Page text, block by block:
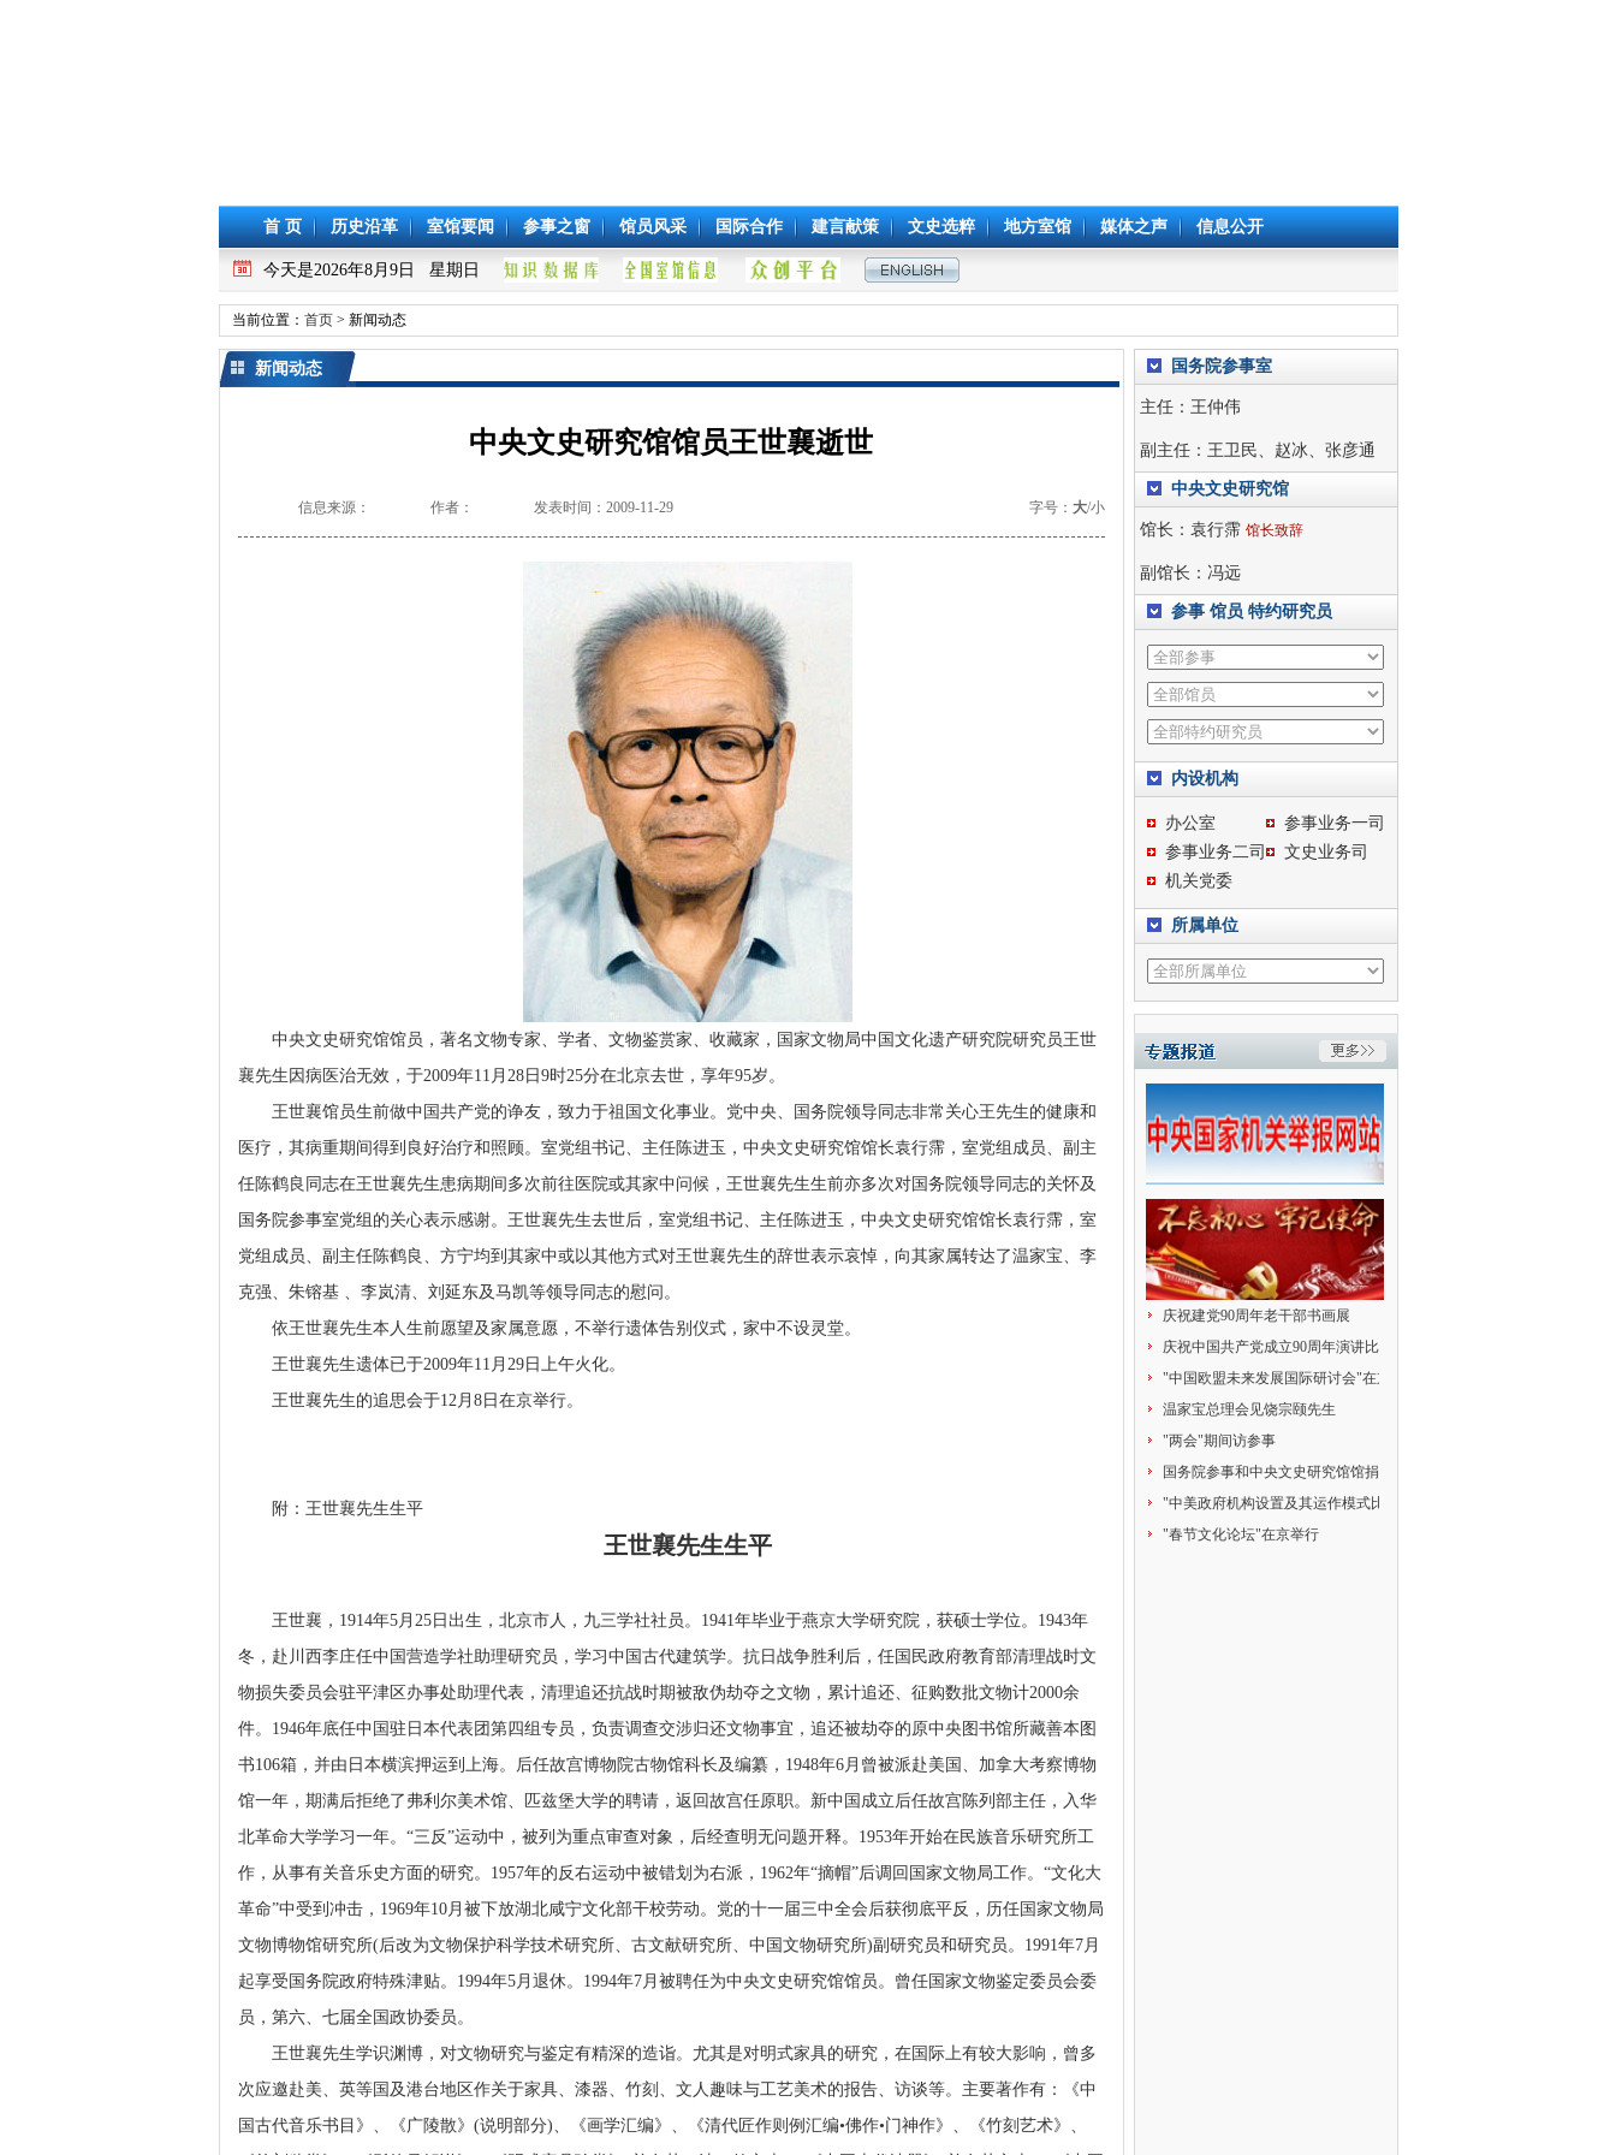
首 页 历史沿革 室馆要闻 参事之窗 馆员风采 国际合作 建言献策 文史选粹 地方室馆 媒体之声 信息公开
今天是2026年8月9日 星期日
当前位置： 首页> 新闻动态
新闻动态
中央文史研究馆馆员王世襄逝世
信息来源： 作者： 发表时间：2009-11-29 字号： 大/小
中央文史研究馆馆员，著名文物专家、学者、文物鉴赏家、收藏家，国家文物局中国文化遗产研究院研究员王世
襄先生因病医治无效，于2009年11月28日9时25分在北京去世，享年95岁。
王世襄馆员生前做中国共产党的诤友，致力于祖国文化事业。党中央、国务院领导同志非常关心王先生的健康和
医疗，其病重期间得到良好治疗和照顾。室党组书记、主任陈进玉，中央文史研究馆馆长袁行霈，室党组成员、副主
任陈鹤良同志在王世襄先生患病期间多次前往医院或其家中问候，王世襄先生生前亦多次对国务院领导同志的关怀及
国务院参事室党组的关心表示感谢。王世襄先生去世后，室党组书记、主任陈进玉，中央文史研究馆馆长袁行霈，室
党组成员、副主任陈鹤良、方宁均到其家中或以其他方式对王世襄先生的辞世表示哀悼，向其家属转达了温家宝、李
克强、朱镕基 、李岚清、刘延东及马凯等领导同志的慰问。
依王世襄先生本人生前愿望及家属意愿，不举行遗体告别仪式，家中不设灵堂。
王世襄先生遗体已于2009年11月29日上午火化。
王世襄先生的追思会于12月8日在京举行。
附：王世襄先生生平
王世襄先生生平
王世襄，1914年5月25日出生，北京市人，九三学社社员。1941年毕业于燕京大学研究院，获硕士学位。1943年
冬，赴川西李庄任中国营造学社助理研究员，学习中国古代建筑学。抗日战争胜利后，任国民政府教育部清理战时文
物损失委员会驻平津区办事处助理代表，清理追还抗战时期被敌伪劫夺之文物，累计追还、征购数批文物计2000余
件。1946年底任中国驻日本代表团第四组专员，负责调查交涉归还文物事宜，追还被劫夺的原中央图书馆所藏善本图
书106箱，并由日本横滨押运到上海。后任故宫博物院古物馆科长及编纂，1948年6月曾被派赴美国、加拿大考察博物
馆一年，期满后拒绝了弗利尔美术馆、匹兹堡大学的聘请，返回故宫任原职。新中国成立后任故宫陈列部主任，入华
北革命大学学习一年。“三反”运动中，被列为重点审查对象，后经查明无问题开释。1953年开始在民族音乐研究所工
作，从事有关音乐史方面的研究。1957年的反右运动中被错划为右派，1962年“摘帽”后调回国家文物局工作。“文化大
革命”中受到冲击，1969年10月被下放湖北咸宁文化部干校劳动。党的十一届三中全会后获彻底平反，历任国家文物局
文物博物馆研究所(后改为文物保护科学技术研究所、古文献研究所、中国文物研究所)副研究员和研究员。1991年7月
起享受国务院政府特殊津贴。1994年5月退休。1994年7月被聘任为中央文史研究馆馆员。曾任国家文物鉴定委员会委
员，第六、七届全国政协委员。
王世襄先生学识渊博，对文物研究与鉴定有精深的造诣。尤其是对明式家具的研究，在国际上有较大影响，曾多
次应邀赴美、英等国及港台地区作关于家具、漆器、竹刻、文人趣味与工艺美术的报告、访谈等。主要著作有：《中
国古代音乐书目》、《广陵散》(说明部分)、《画学汇编》、《清代匠作则例汇编•佛作•门神作》、《竹刻艺术》、
国务院参事室
主任： 王仲伟
副主任： 王卫民、 赵冰、 张彦通
中央文史研究馆
馆长： 袁行霈 馆长致辞
副馆长： 冯远
参事 馆员 特约研究员
内设机构
办公室
参事业务一司
参事业务二司
文史业务司
机关党委
所属单位
庆祝建党90周年老干部书画展
庆祝中国共产党成立90周年演讲比赛
"中国欧盟未来发展国际研讨会"在京举行
温家宝总理会见饶宗颐先生
"两会"期间访参事
国务院参事和中央文史研究馆馆捐赠献爱心
"中美政府机构设置及其运作模式比较研究"研讨会
"春节文化论坛"在京举行